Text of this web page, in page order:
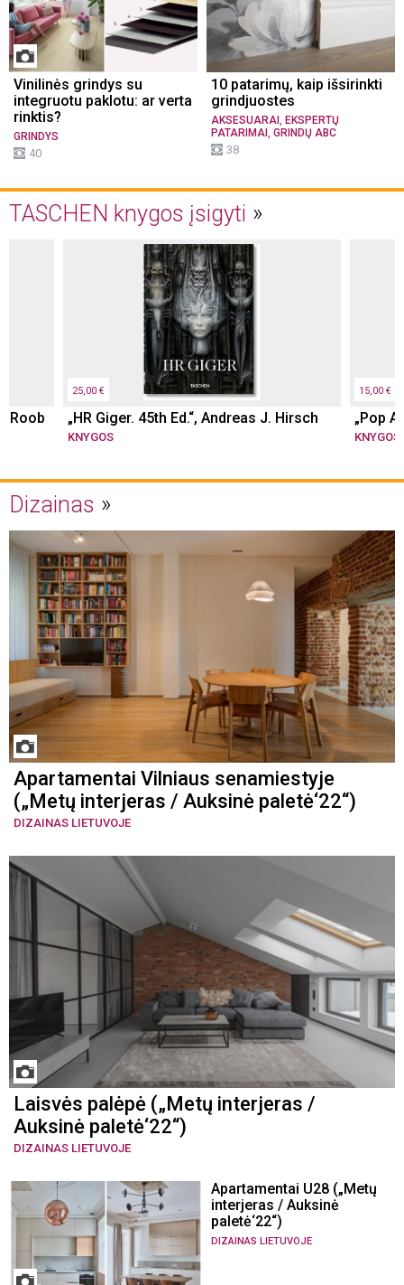
Vinilinės grindys su
integruotu paklotu: ar verta
rinktis?
GRINDYS
40
10 patarimų, kaip išsirinkti
grindjuostes
AKSESUARAI EKSPERTŲ
PATARIMAI GRINDŲ ABC
38
TASCHEN knygos įsigyti
Roob
25,00 €
„HR Giger. 45th Ed.“, Andreas J. Hirsch
KNYGOS
15,00 €
„Pop
KNYGOS
Dizainas
Apartamentai Vilniaus senamiestyje
(„Metų interjeras / Auksinė paletė‘22“)
DIZAINAS LIETUVOJE
Laisvės palėpė („Metų interjeras /
Auksinė paletė‘22“)
DIZAINAS LIETUVOJE
Apartamentai U28 („Metų
interjeras / Auksinė
paletė‘22“)
DIZAINAS LIETUVOJE